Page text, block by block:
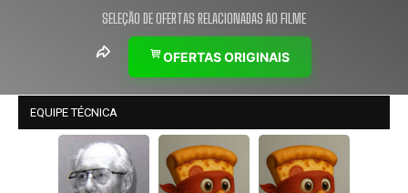
SELEÇÃO DE OFERTAS RELACIONADAS AO FILME
OFERTAS ORIGINAIS
EQUIPE TÉCNICA